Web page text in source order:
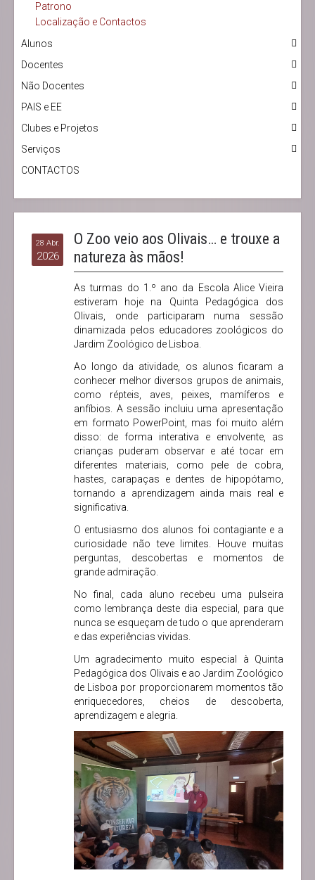
Patrono
Localização e Contactos
Alunos
Docentes
Não Docentes
PAIS e EE
Clubes e Projetos
Serviços
CONTACTOS
28 Abr.
2026
O Zoo veio aos Olivais… e trouxe a
natureza às mãos!
As turmas do 1.º ano da Escola Alice Vieira
estiveram hoje na Quinta Pedagógica dos
Olivais, onde participaram numa sessão
dinamizada pelos educadores zoológicos do
Jardim Zoológico de Lisboa.
Ao longo da atividade, os alunos ficaram a
conhecer melhor diversos grupos de animais,
como répteis, aves, peixes, mamíferos e
anfíbios. A sessão incluiu uma apresentação
em formato PowerPoint, mas foi muito além
disso: de forma interativa e envolvente, as
crianças puderam observar e até tocar em
diferentes materiais, como pele de cobra,
hastes, carapaças e dentes de hipopótamo,
tornando a aprendizagem ainda mais real e
significativa.
O entusiasmo dos alunos foi contagiante e a
curiosidade não teve limites. Houve muitas
perguntas, descobertas e momentos de
grande admiração.
No final, cada aluno recebeu uma pulseira
como lembrança deste dia especial, para que
nunca se esqueçam de tudo o que aprenderam
e das experiências vividas.
Um agradecimento muito especial à Quinta
Pedagógica dos Olivais e ao Jardim Zoológico
de Lisboa por proporcionarem momentos tão
enriquecedores, cheios de descoberta,
aprendizagem e alegria.